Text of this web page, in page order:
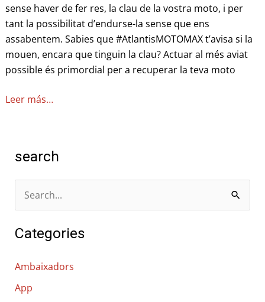
sense haver de fer res, la clau de la vostra moto, i per
tant la possibilitat d’endurse-la sense que ens
assabentem. Sabies que #AtlantisMOTOMAX t’avisa si la
mouen, encara que tinguin la clau? Actuar al més aviat
possible és primordial per a recuperar la teva moto
Leer más…
search
r
a
:
Categories
Ambaixadors
App